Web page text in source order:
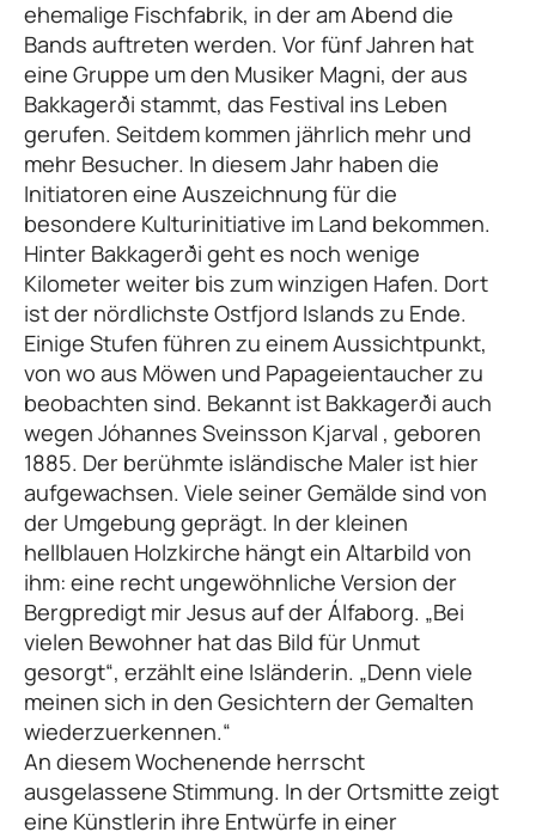
ehemalige Fischfabrik, in der am Abend die
Bands auftreten werden. Vor fünf Jahren hat
eine Gruppe um den Musiker Magni, der aus
Bakkagerði stammt, das Festival ins Leben
gerufen. Seitdem kommen jährlich mehr und
mehr Besucher. In diesem Jahr haben die
Initiatoren eine Auszeichnung für die
besondere Kulturinitiative im Land bekommen.
Hinter Bakkagerði geht es noch wenige
Kilometer weiter bis zum winzigen Hafen. Dort
ist der nördlichste Ostfjord Islands zu Ende.
Einige Stufen führen zu einem Aussichtpunkt,
von wo aus Möwen und Papageientaucher zu
beobachten sind. Bekannt ist Bakkagerði auch
wegen Jóhannes Sveinsson Kjarval , geboren
1885. Der berühmte isländische Maler ist hier
aufgewachsen. Viele seiner Gemälde sind von
der Umgebung geprägt. In der kleinen
hellblauen Holzkirche hängt ein Altarbild von
ihm: eine recht ungewöhnliche Version der
Bergpredigt mir Jesus auf der Álfaborg. „Bei
vielen Bewohner hat das Bild für Unmut
gesorgt“, erzählt eine Isländerin. „Denn viele
meinen sich in den Gesichtern der Gemalten
wiederzuerkennen.“
An diesem Wochenende herrscht
ausgelassene Stimmung. In der Ortsmitte zeigt
eine Künstlerin ihre Entwürfe in einer